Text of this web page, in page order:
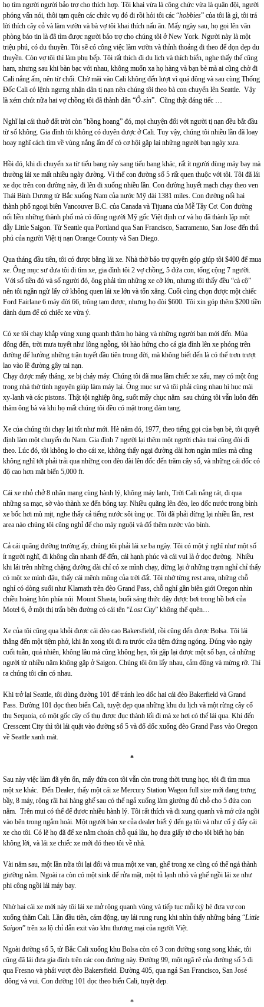
họ tìm người người bảo trợ cho thích hợp. Tôi khai vừa là công chức vừa là quân đội, người
phỏng vấn nói, thôi tạm quên các chức vụ đó đi rồi hỏi tôi các “hobbies” của tôi là gì, tôi trả
lời thích cây cỏ và làm vườn và bà vợ tôi khai thích nấu ăn. Mấy ngày sau, họ gọi lên văn
phòng báo tin là đã tìm được người bảo trợ cho chúng tôi ở New York. Người này là một
triệu phú, có du thuyền. Tôi sẽ có công việc làm vườn và thỉnh thoảng đi theo để dọn dẹp du
thuyền. Còn vợ tôi thì làm phụ bếp. Tôi rất thích đi du lịch và thích biển, nghe thấy thế cũng
ham, nhưng sau khi bàn bạc với nhau, không muốn xa họ hàng và bạn bè mà ai cũng chờ đi
Cali nắng ấm, nên từ chối. Chờ mãi vào Cali không đến lượt vì quá đông và sau cùng Thống
Đốc Cali có lệnh ngưng nhận dân tị nạn nên chúng tôi theo bà con chuyển lên Seattle. Vậy
là xém chút nữa hai vợ chồng tôi đã thành dân “Ô-sin”. Cũng thật đáng tiếc …
Nghĩ lại cái thuở đất trời còn “hồng hoang” đó, mọi chuyện đối với người tị nạn đều bắt đầu
từ số không. Gia đình tôi không có duyên được ở Cali. Tuy vậy, chúng tôi nhiều lần đã loay
hoay nghĩ cách tìm về vùng nắng ấm để có cơ hội gặp lại những người bạn ngày xưa.
Hồi đó, khi di chuyển xa từ tiểu bang này sang tiểu bang khác, rất ít người dùng máy bay mà
thường lái xe mất nhiều ngày đường. Vì thế con đường số 5 rất quen thuộc với tôi. Tôi đã lái
xe dọc trên con đường này, đi lên đi xuống nhiều lần. Con đường huyết mạch chạy theo ven
Thái Bình Dương từ Bắc xuống Nam của nước Mỹ dài 1381 miles. Con đường nối hai
thành phố ngoại biên Vancouver B.C. của Canada và Tijuana của Mễ Tây Cơ. Con đường
nối liền những thành phố mà có đông người Mỹ gốc Việt định cư và họ đã thành lập một
dẫy Little Saigon. Từ Seattle qua Portland qua San Francisco, Sacramento, San Jose đến thủ
phủ của người Việt tị nạn Orange County và San Diego.
Qua tháng đầu tiên, tôi có được bằng lái xe. Nhà thờ bảo trợ quyên góp giúp tôi $400 để mua
xe. Ông mục sư đưa tôi đi tìm xe, gia đình tôi 2 vợ chồng, 5 đứa con, tổng cộng 7 người.
Với số tiền đó và số người đó, ông phải tìm những xe cỡ lớn, nhưng tôi thấy đều “cà cộ”
nên tôi ngần ngừ lấy cớ không quen lái xe lớn và tốn xăng. Cuối cùng chọn được một chiếc
Ford Fairlane 6 máy đời 66, trông tạm được, nhưng họ đòi $600. Tôi xin góp thêm $200 tiền
dành dụm để có chiếc xe vừa ý.
Có xe tôi chạy khắp vùng xung quanh thăm họ hàng và những người bạn mới đến. Mùa
đông đến, trời mưa tuyết như lông ngỗng, tôi hào hứng cho cả gia đình lên xe phóng trên
đường để hưởng những trận tuyết đầu tiên trong đời, mà không biết đến là có thể trơn trượt
lao vào lề đường gây tai nạn.
Chạy được mấy tháng, xe bị cháy máy. Chúng tôi đã mua lầm chiếc xe xấu, may có một ông
trong nhà thờ tình nguyện giúp làm máy lại. Ông mục sư và tôi phải cùng nhau hì hục mài
xy-lanh và các pistons. Thật tội nghiệp ông, suốt mấy chục năm sau chúng tôi vẫn luôn đến
thăm ông bà và khi họ mất chúng tôi đều có mặt trong đám tang.
Xe của chúng tôi chạy lại tốt như mới. Hè năm đó, 1977, theo tiếng gọi của bạn bè, tôi quyết
định làm một chuyến du Nam. Gia đình 7 người lại thêm một người cháu trai cũng đòi đi
theo. Lúc đó, tôi không lo cho cái xe, không thấy ngại đường dài hơn ngàn miles mà cũng
không nghĩ tới phải trải qua những con đèo dài lên dốc đến trăm cây số, và những cái dốc có
độ cao hơn mặt biển 5,000 ft.
Cái xe nhỏ chở 8 nhân mạng cùng hành lý, không máy lạnh, Trời Cali nắng rát, đi qua
những sa mạc, sờ vào thành xe đến bỏng tay. Nhiều quãng lên đèo, leo dốc nước trong bình
xe bốc hơi mù mịt, nghe thấy cả tiếng nước sôi ùng ục. Tôi đã phải dừng lại nhiều lần, rest
area nào chúng tôi cũng nghỉ để cho máy nguội và đổ thêm nước vào bình.
Cả cái quãng đường trường ấy, chúng tôi phải lái xe ba ngày. Tôi có một ý nghĩ như một số
ít người nghĩ, đi không cần nhanh để đến, cái hạnh phúc và cái vui là ở dọc đường. Nhiều
khi lái trên những chặng đường dài chỉ có xe mình chạy, dừng lại ở những trạm nghỉ chỉ thấy
có một xe mình đậu, thấy cái mênh mông của trời đất. Tôi nhớ từng rest area, những chỗ
nghỉ có dòng suối như Klamath trên đèo Grand Pass, chỗ nghỉ gần biên giới Oregon nhìn
chiều hoàng hôn phía núi Mount Shasta, buổi sáng thức dậy được bơi trong hồ bơi của
Motel 6, ở một thị trấn bên đường có cái tên “Lost City” không thể quên…
Xe của tôi cũng qua khỏi được cái đèo cao Bakersfield, rồi cũng đến được Bolsa. Tôi lái
thẳng đến một tiệm phở, khi ăn xong tôi đi ra trước cửa tiệm đứng ngóng. Đúng vào ngày
cuối tuần, quả nhiên, không lâu mà cũng không hẹn, tôi gặp lại được một số bạn, cả những
người từ nhiều năm không gặp ở Saigon. Chúng tôi ôm lấy nhau, cảm động và mừng rỡ. Thì
ra chúng tôi cần có nhau.
Khi trở lại Seattle, tôi dùng đường 101 để tránh leo dốc hai cái đèo Bakerfield và Grand
Pass. Đường 101 dọc theo biển Cali, tuyệt đẹp qua những khu du lịch và một rừng cây cổ
thụ Sequoia, có một gốc cây cổ thụ được đục thành lối đi mà xe hơi có thể lái qua. Khi đến
Cresscent City thì tôi lái quặt vào đường số 5 và đổ dốc xuống đèo Grand Pass vào Oregon
về Seattle xanh mát.
*
Sau này việc làm đã yên ổn, mấy đứa con tôi vẫn còn trong thời trung học, tôi đi tìm mua
một xe khác. Đến Dealer, thấy một cái xe Mercury Station Wagon full size mới đang trưng
bầy, 8 máy, rộng rãi hai hàng ghế sau có thể ngả xuống làm giường đủ chỗ cho 5 đứa con
nằm. Trên mui có thể để đươc nhiều hành lý. Tôi rất thích và đi xung quanh và mở cửa ngồi
vào bên trong ngắm hoài. Một người bán xe của dealer biết ý đến gạ tôi và như cố ý đẩy cái
xe cho tôi. Có lẽ họ đã để xe nằm choán chỗ quá lâu, họ đưa giấy tờ cho tôi biết họ bán
không lời, và lái xe chiếc xe mới đó theo tôi về nhà.
Vài năm sau, một lần nữa tôi lại đổi và mua một xe van, ghế trong xe cũng có thể ngả thành
giường nằm. Ngoài ra còn có một sink để rửa mặt, một tủ lạnh nhỏ và ghế ngồi lái xe như
phi công ngồi lái máy bay.
Nhờ hai cái xe mới này tôi lái xe mở rộng quanh vùng và tiếp tục mỗi kỳ hè đưa vợ con
xuống thăm Cali. Lần đầu tiên, cảm động, tay lái rung rung khi nhìn thấy những bảng “Little
Saigon” trên xa lộ chỉ dẫn exit vào khu thương mại của người Việt.
Ngoài đường số 5, từ Bắc Cali xuống khu Bolsa còn có 3 con đường song song khác, tôi
cũng đã lái đưa gia đình trên các con đường này. Đường 99, một ngã rẽ của đường số 5 đi
qua Fresno và phải vượt đèo Bakersfield. Đường 405, qua ngả San Francisco, San José
đông và vui. Con đường 101 dọc theo biển Cali, tuyệt đẹp.
*